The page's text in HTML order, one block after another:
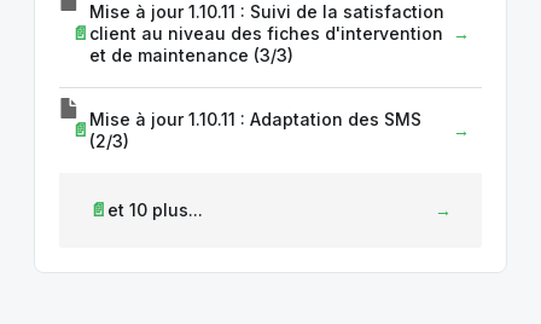
Mise à jour 1.10.11 : Suivi de la satisfaction
client au niveau des fiches d'intervention
et de maintenance (3/3)
Mise à jour 1.10.11 : Adaptation des SMS
(2/3)
et 10 plus...